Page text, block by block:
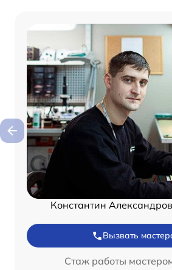
Константин
Вызвать
Стаж работы